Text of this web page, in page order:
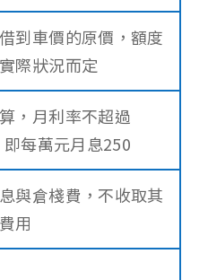
到車價的原價，額度
際狀況而定
，月利率不超過
每萬元月息250
與倉棧費，不收取其
用